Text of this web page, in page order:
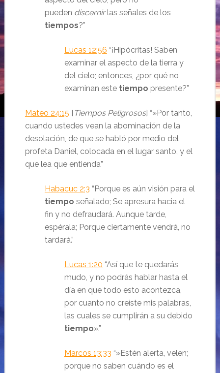
pueden discernirlas señales de los
tiempos?”
Lucas 12:56 “¡Hipócritas! Saben
examinar el aspecto de la tierra y
del cielo; entonces, ¿por qué no
examinan este tiempo presente?”
Mateo 24:15 [ Tiempos Peligrosos] “»Por tanto,
cuando ustedes vean la abominación de la
desolación , de que se habló por medio del
profeta Daniel, colocada en el lugar santo, y el
que lea que entienda”
Habacuc 2:3 “Porque es aún visión para el
tiempo señalado; Se apresura hacia el
fin y no defraudará. Aunque tarde,
espérala; Porque ciertamente vendrá, no
tardará.”
Lucas 1:20 “Así que te quedarás
mudo, y no podrás hablar hasta el
día en que todo esto acontezca,
por cuanto no creíste mis palabras,
las cuales se cumplirán a su debido
tiempo».”
Marcos 13:33 “»Estén alerta, velen;
porque no saben cuándo es el